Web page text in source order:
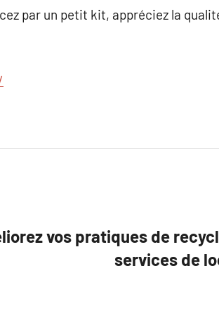
par un petit kit, appréciez la
vos pratiques de
services de